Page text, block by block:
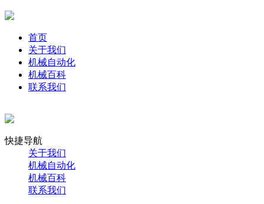
首页
关于我们
机械自动化
机械百科
联系我们
快捷导航
关于我们
机械自动化
机械百科
联系我们